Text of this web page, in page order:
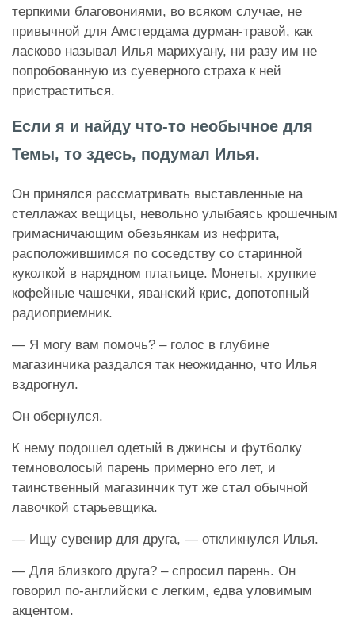
терпкими благовониями, во всяком случае, не
привычной для Амстердама дурман-травой, как
ласково называл Илья марихуану, ни разу им не
попробованную из суеверного страха к ней
пристраститься.
Если я и найду что-то необычное для
Темы, то здесь, подумал Илья.
Он принялся рассматривать выставленные на
стеллажах вещицы, невольно улыбаясь крошечным
гримасничающим обезьянкам из нефрита,
расположившимся по соседству со старинной
куколкой в нарядном платьице. Монеты, хрупкие
кофейные чашечки, яванский крис, допотопный
радиоприемник.
— Я могу вам помочь? – голос в глубине
магазинчика раздался так неожиданно, что Илья
вздрогнул.
Он обернулся.
К нему подошел одетый в джинсы и футболку
темноволосый парень примерно его лет, и
таинственный магазинчик тут же стал обычной
лавочкой старьевщика.
— Ищу сувенир для друга, — откликнулся Илья.
— Для близкого друга? – спросил парень. Он
говорил по-английски с легким, едва уловимым
акцентом.